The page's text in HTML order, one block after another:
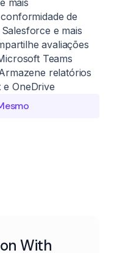
de
e mais
avaliações
Teams
relatórios
e OneDrive
With